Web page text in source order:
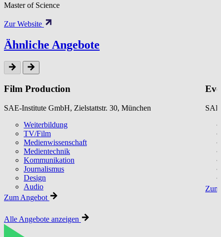
Master of Science
Zur Website
Ähnliche Angebote
Film Production
SAE-Institute GmbH, Zielstattstr. 30, München
Weiterbildung
TV/Film
Medienwissenschaft
Medientechnik
Kommunikation
Journalismus
Design
Audio
Zum Angebot
Alle Angebote anzeigen